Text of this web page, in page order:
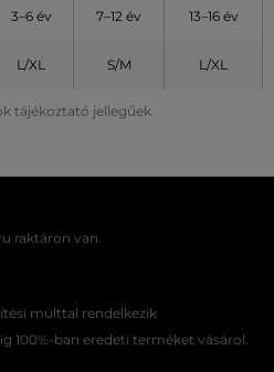
tájékoztató jellegűek
3–6 év 7–12 év 13–16 év
L/XL S/M L/XL
raktáron van.
múlttal rendelkezik
100%-ban eredeti terméket vásárol.